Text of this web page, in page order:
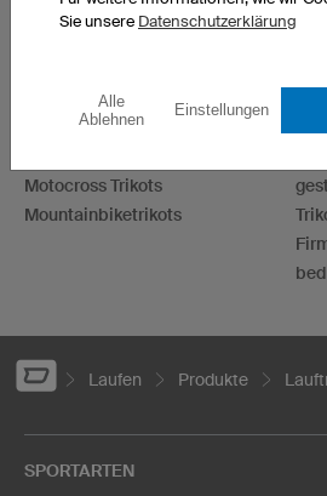
Basketballtrikots
Laufshirts bedrucken
Motocross Trikots
Mountainbiketrikots
Laufen Produkte
SPORTARTEN
Sie unsere Datenschutzerklärung
Alle
Ablehnen
Einstellungen